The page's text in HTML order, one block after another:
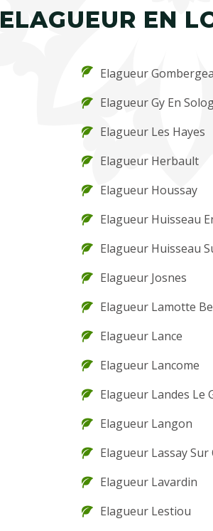
ELAGUEUR EN
Elagueur
Elagueur Gy En
Elagueur Les Hayes
Elagueur Herbault
Elagueur Houssay
Elagueur Huisseau
Elagueur Huisseau
Elagueur Josnes
Elagueur Lamotte
Elagueur Lance
Elagueur Lancome
Elagueur Landes Le
Elagueur Langon
Elagueur Lassay Sur
Elagueur Lavardin
Elagueur Lestiou